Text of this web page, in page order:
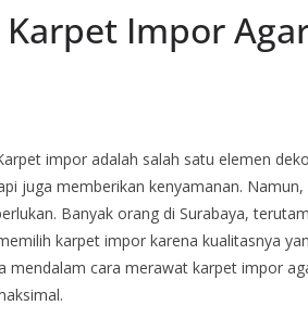
Impor
impor adalah salah satu elemen
juga memberikan kenyamanan.
Banyak orang di Surabaya,
karpet impor karena kualitasnya
mendalam cara merawat karpet impor